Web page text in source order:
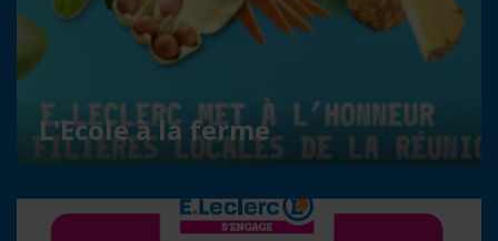
L'Ecole à la ferme